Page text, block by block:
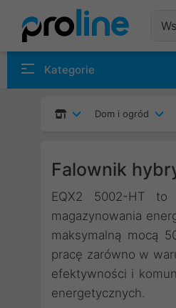
Kategorie
Dom i ogród
Falownik
EQX2 5002-HT to
magazynowania
maksymalną mocą
pracę zarówno w
efektywności i
energetycznych.